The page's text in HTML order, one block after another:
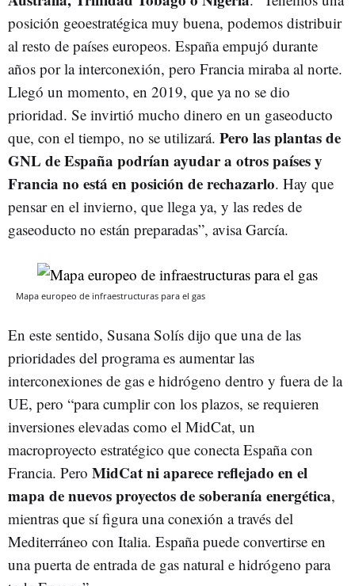
posición geoestratégica muy buena, podemos distribuir
al resto de países europeos. España empujó durante
años por la interconexión, pero Francia miraba al norte.
Llegó un momento, en 2019, que ya no se dio
prioridad. Se invirtió mucho dinero en un gaseoducto
que, con el tiempo, no se utilizará. Pero las plantas de
GNL de España podrían ayudar a otros países y
Francia no está en posición de rechazarlo. Hay que
pensar en el invierno, que llega ya, y las redes de
gaseoducto no están preparadas”, avisa García.
Mapa europeo de infraestructuras para el gas
En este sentido, Susana Solís dijo que una de las
prioridades del programa es aumentar las
interconexiones de gas e hidrógeno dentro y fuera de la
UE, pero “para cumplir con los plazos, se requieren
inversiones elevadas como el MidCat, un
macroproyecto estratégico que conecta España con
Francia. Pero MidCat ni aparece reflejado en el
mapa de nuevos proyectos de soberanía energética,
mientras que sí figura una conexión a través del
Mediterráneo con Italia. España puede convertirse en
una puerta de entrada de gas natural e hidrógeno para